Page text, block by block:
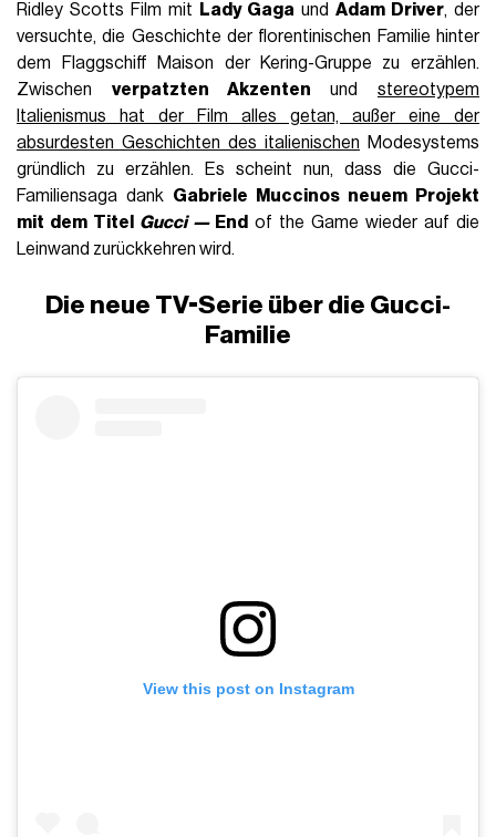
Ridley Scotts Film mit
Lady Gaga undAdam Driver, der
versuchte, die Geschichte der florentinischen Familie hinter
dem Flaggschiff Maison der Kering-Gruppe zu erzählen.
Zwischen verpatzten Akzenten und stereotypem
Italienismus hat der Film alles getan, außer eine der
absurdesten Geschichten des italienischen Modesystems
gründlich zu erzählen. Es scheint nun, dass die Gucci-
Familiensaga dank Gabriele Muccinos neuem Projekt
mit dem Titel Gucci —End of the Game wieder auf die
Leinwand zurückkehren wird.
Die neue TV-Serie über die Gucci-
Familie
View this post on Instagram